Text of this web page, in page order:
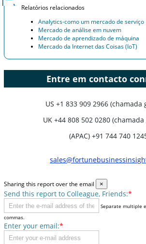
Relatórios relacionados
Analytics-como um mercado de serviço
Mercado de análise em nuvem
Mercado de aprendizado de máquina
Mercado da Internet das Coisas (IoT)
Entre em contacto
US +1 833 909 2966 (chamada
UK +44 808 502 0280
(APAC) +91 744 740
Sharing this report over the email ×
Send this report to Colleague, Friends:*
Separate multiple
commas.
Enter your email:*